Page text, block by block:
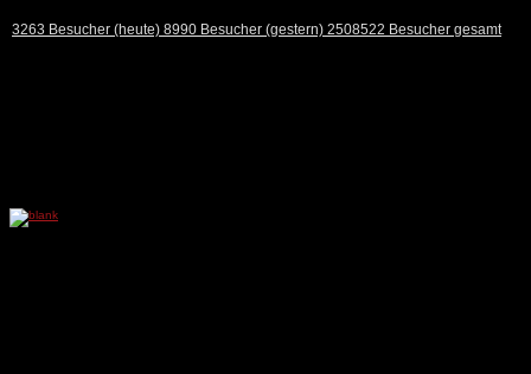
3263 Besucher (heute) 8990 Besucher (gestern) 2508522 Besucher gesamt